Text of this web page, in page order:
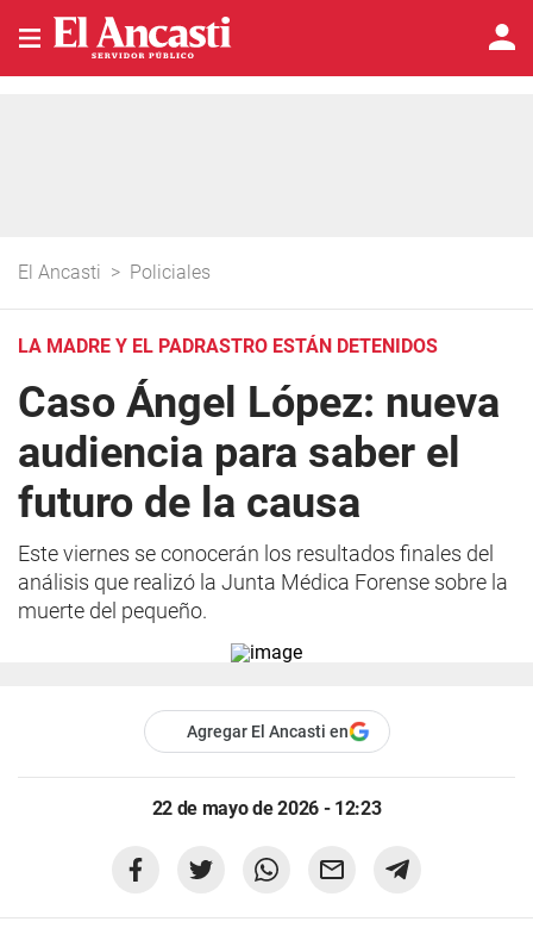
El Ancasti > Policiales
LA MADRE Y EL PADRASTRO ESTÁN DETENIDOS
Caso Ángel López: nueva
audiencia para saber el
futuro de la causa
Este viernes se conocerán los resultados finales del
análisis que realizó la Junta Médica Forense sobre la
muerte del pequeño.
Agregar El Ancasti en
22 de mayo de 2026 - 12:23